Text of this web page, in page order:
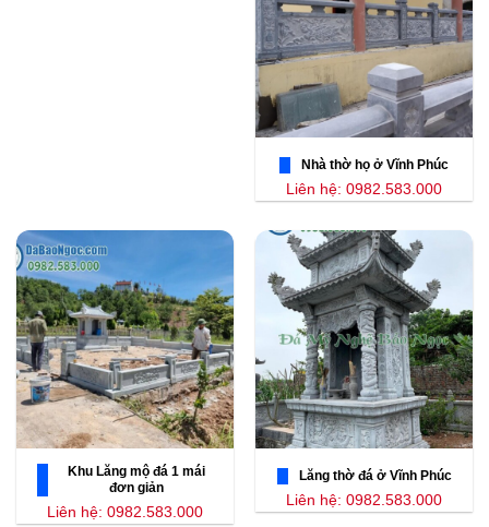
Nhà thờ họ ở Vĩnh Phúc
Liên hệ: 0982.583.000
Khu Lăng mộ đá 1 mái
đơn giản
Liên hệ: 0982.583.000
Lăng thờ đá ở Vĩnh Phúc
Liên hệ: 0982.583.000